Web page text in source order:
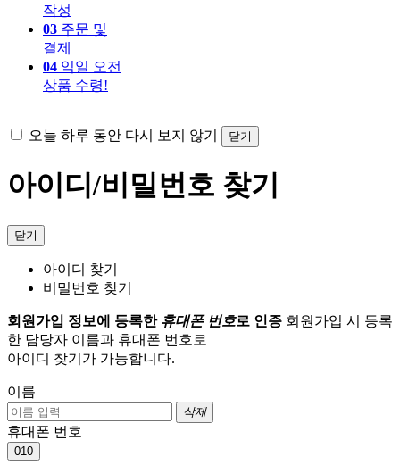
작성
03 주문 및
결제
04 익일 오전
상품 수령!
오늘 하루 동안 다시 보지 않기 닫기
아이디/비밀번호 찾기
닫기
아이디 찾기
비밀번호 찾기
회원가입 정보에 등록한 휴대폰 번호로 인증 회원가입 시 등록
한 담당자 이름과 휴대폰 번호로
아이디 찾기가 가능합니다.
이름
삭제
휴대폰 번호
010